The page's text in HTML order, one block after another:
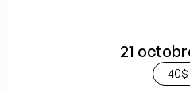
21
40$